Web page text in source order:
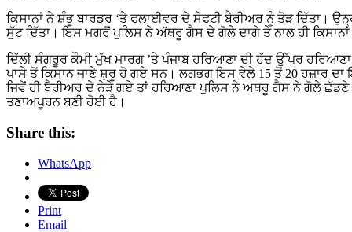
ਕਿਸਾਨਾਂ ਨੇ ਸ਼ੰਭੂ ਬਾਰਡਰ ‘ਤੇ ਫਲਾਈਵਰ ਦੇ ਸੇਫਟੀ ਬੈਰੀਅਰ ਨੂੰ ਤੋੜ ਦਿੱਤਾ।
ਸੁੱਟ ਦਿੱਤਾ। ਇਸ ਮਗਰੋਂ ਪੁਲਿਸ ਨੇ ਅੱਥਰੂ ਗੈਸ ਦੇ ਗੋਲੇ ਦਾਗੇ ਤੇ ਨਾਲ ਹੀ
ਦਿੱਲੀ ਸੰਗਰੂਰ ਕੌਮੀ ਮੁੱਖ ਮਾਰਗ ’ਤੇ ਪੰਜਾਬ ਹਰਿਆਣਾ ਦੀ ਹੱਦ ਉੱਪਰ
ਪਾਸੇ ਤੋਂ ਕਿਸਾਨ ਜਾਣੇ ਸ਼ੁਰੂ ਹੋ ਗਏ ਸਨ। ਲਗਭਗ ਇਸ ਵੇਲੇ 15 ਤੋਂ 20 ਹਜ਼ਾਰ
ਜਿਵੇਂ ਹੀ ਬੈਰੀਅਰ ਦੇ ਨੇੜੇ ਗਏ ਤਾਂ ਹਰਿਆਣਾ ਪੁਲਿਸ ਨੇ ਅਥਰੂ ਗੈਸ ਨੇ ਗੋਲੇ
ਤਣਾਅਪੂਰਨ ਬਣੀ ਹੋਈ ਹੈ।
Share this:
WhatsApp
Print
Email